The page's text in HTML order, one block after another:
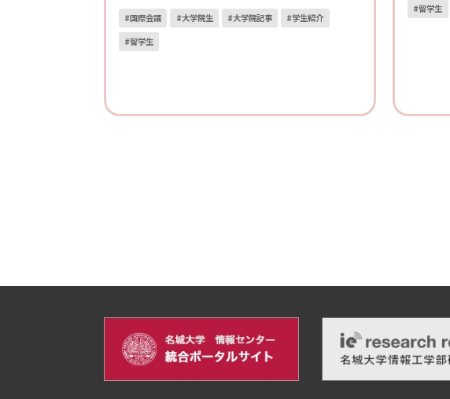
#国際会議 #大学院生 #大学院記事 #学生紹介
#留学生
#留学生